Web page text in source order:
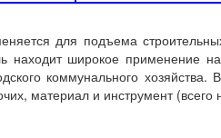
для подъема
широкое применение
коммунального хозяйства.
материал и инструмент (всего